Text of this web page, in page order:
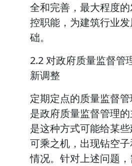
全和完善，最大程度
控职能，为建筑行业
础。
2.2 对政府质量监督管
新调整
定期定点的质量监督
是政府质量监督管理
是这种方式可能给某
可乘之机，出现钻空
情况。针对上述问题